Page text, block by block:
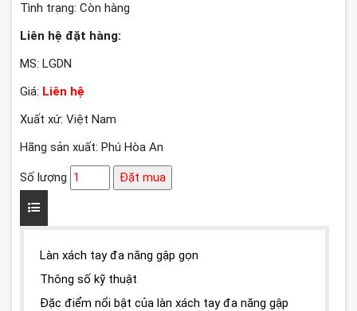
Tình trạng: Còn hàng
Liên hệ đặt hàng:
MS: LGDN
Giá: Liên hệ
Xuất xứ: Việt Nam
Hãng sản xuất: Phú Hòa An
Số lượng Đặt mua
Làn xách tay đa năng gập gọn
Thông số kỹ thuật
Đặc điểm nổi bật của làn xách tay đa năng gập